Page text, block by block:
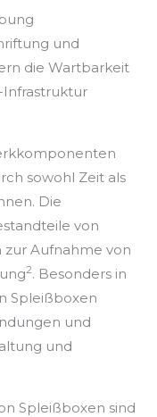
und
die Wartbarkeit
Infrastruktur
sowohl Zeit als
Die
von
zur Aufnahme von
2. Besonders in
Spleißboxen
und
und
Spleißboxen sind